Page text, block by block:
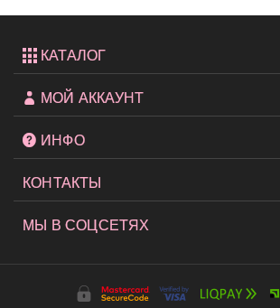
КАТАЛОГ
МОЙ АККАУНТ
ИНФО
КОНТАКТЫ
МЫ В СОЦСЕТЯХ